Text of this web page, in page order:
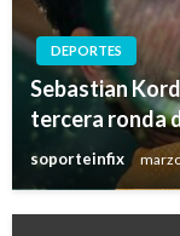
DEPORTES
Sebastian
tercera ronda
soporteinfix